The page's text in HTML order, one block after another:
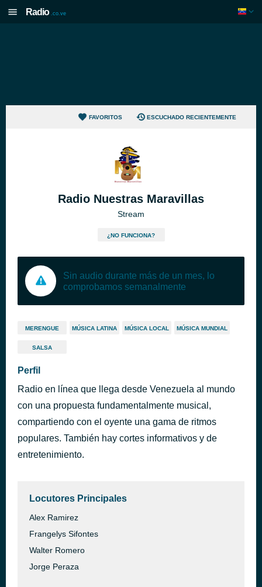
Radio .co.ve
FAVORITOS ESCUCHADO RECIENTEMENTE
Radio Nuestras Maravillas
Stream
¿NO FUNCIONA?
Sin audio durante más de un mes, lo
comprobamos semanalmente
MERENGUE MÚSICA LATINA MÚSICA LOCAL MÚSICA MUNDIAL
SALSA
Perfil
Radio en línea que llega desde Venezuela al mundo
con una propuesta fundamentalmente musical,
compartiendo con el oyente una gama de ritmos
populares. También hay cortes informativos y de
entretenimiento.
Locutores Principales
Alex Ramirez
Frangelys Sifontes
Walter Romero
Jorge Peraza